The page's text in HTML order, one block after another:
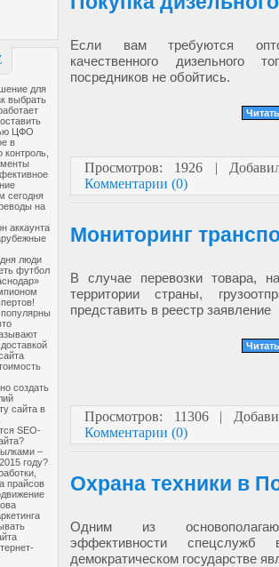
для
выбрать
ЦФО
в
сегодня
на
аккаунта
люди
футбол
создать
сайта в
SEO-
–
году?
прайсов
Если вам требуются
качественного дизельного
посредников не обойтись.
Просмотров: 1926 |
Комментарии (0)
Мониторинг
В случае перевозки товара,
территории страны,
представить в реестр заявление
Просмотров: 11306 |
Комментарии (0)
Охрана техники в
Одним из
эффективности спецслужб
демократическом государстве